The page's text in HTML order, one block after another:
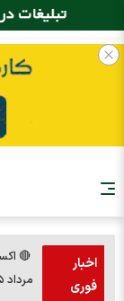
اخبار
فوری
مرداد ۱۴۰۵) + کلیک کنید